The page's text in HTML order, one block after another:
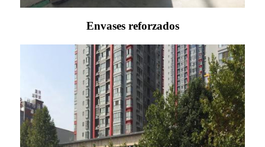
Envases reforzados